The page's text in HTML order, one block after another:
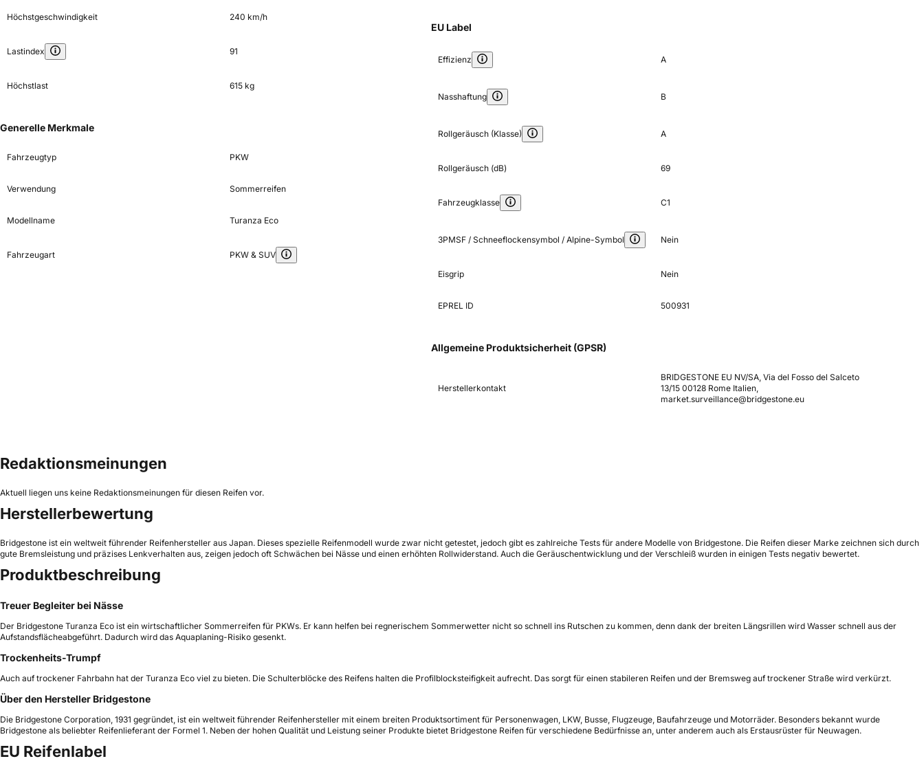
Höchstgeschwindigkeit 240 km/h
Lastindex 91
Höchstlast 615 kg
Generelle Merkmale
Fahrzeugtyp PKW
Verwendung Sommerreifen
Modellname Turanza Eco
Fahrzeugart PKW & SUV
EU Label
Effizienz A
Nasshaftung B
Rollgeräusch (Klasse) A
Rollgeräusch (dB) 69
Fahrzeugklasse C1
3PMSF / Schneeflockensymbol / Alpine-Symbol Nein
Eisgrip Nein
EPREL ID 500931
Allgemeine Produktsicherheit (GPSR)
Herstellerkontakt
BRIDGESTONE EU NV/SA, Via del Fosso del Salceto
13/15 00128 Rome Italien,
market.surveillance@bridgestone.eu
Redaktionsmeinungen
Aktuell liegen uns keine Redaktionsmeinungen für diesen Reifen vor.
Herstellerbewertung
Bridgestone ist ein weltweit führender Reifenhersteller aus Japan. Dieses spezielle Reifenmodell wurde zwar nicht getestet, jedoch gibt es zahlreiche Tests für andere Modelle von Bridgestone. Die Reifen dieser Marke zeichnen sich durch
gute Bremsleistung und präzises Lenkverhalten aus, zeigen jedoch oft Schwächen bei Nässe und einen erhöhten Rollwiderstand. Auch die Geräuschentwicklung und der Verschleiß wurden in einigen Tests negativ bewertet.
Produktbeschreibung
Treuer Begleiter bei Nässe
Der Bridgestone Turanza Eco ist ein wirtschaftlicher Sommerreifen für PKWs. Er kann helfen bei regnerischem Sommerwetter nicht so schnell ins Rutschen zu kommen, denn dank der breiten Längsrillen wird Wasser schnell aus der
Aufstandsflächeabgeführt. Dadurch wird das Aquaplaning-Risiko gesenkt.
Trockenheits-Trumpf
Auch auf trockener Fahrbahn hat der Turanza Eco viel zu bieten. Die Schulterblöcke des Reifens halten die Profilblocksteifigkeit aufrecht. Das sorgt für einen stabileren Reifen und der Bremsweg auf trockener Straße wird verkürzt.
Über den Hersteller Bridgestone
Die Bridgestone Corporation, 1931 gegründet, ist ein weltweit führender Reifenhersteller mit einem breiten Produktsortiment für Personenwagen, LKW, Busse, Flugzeuge, Baufahrzeuge und Motorräder. Besonders bekannt wurde
Bridgestone als beliebter Reifenlieferant der Formel 1. Neben der hohen Qualität und Leistung seiner Produkte bietet Bridgestone Reifen für verschiedene Bedürfnisse an, unter anderem auch als Erstausrüster für Neuwagen.
EU Reifenlabel